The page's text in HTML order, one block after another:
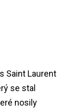
Saint Laurent
se stal
nosily